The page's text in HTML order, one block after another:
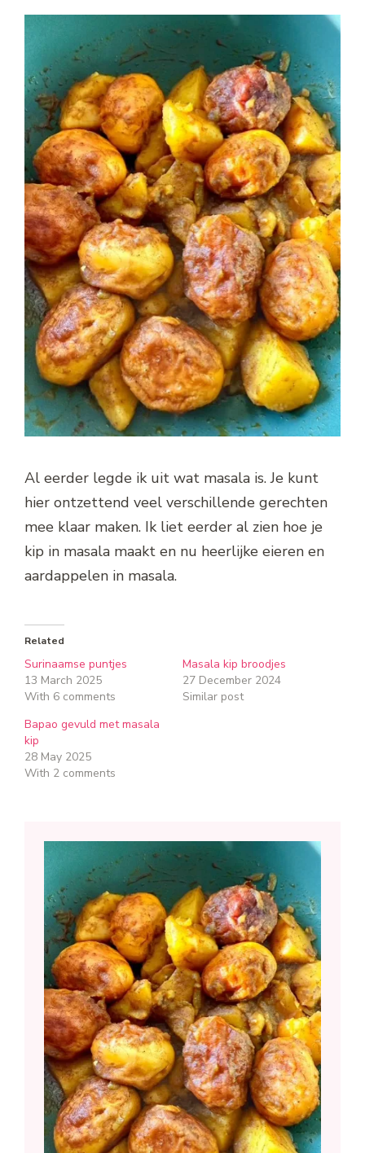
Al eerder legde ik uit wat masala is. Je kunt
hier ontzettend veel verschillende gerechten
mee klaar maken. Ik liet eerder al zien hoe je
kip in masala maakt en nu heerlijke eieren en
aardappelen in masala.
Related
Surinaamse puntjes
13 March 2025
With 6 comments
Masala kip broodjes
27 December 2024
Similar post
Bapao gevuld met masala
kip
28 May 2025
With 2 comments